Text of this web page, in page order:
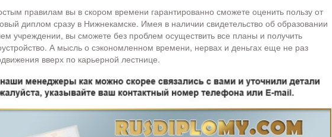
правилам вы в скором времени гарантированно сможете оценить пользу от
диплом сразу в Нижнекамске. Имея в наличии свидетельство об образовании
учреждении, вы сможете без проблем осуществить все планы и получить
А мысль о сэкономленном времени, нервах и деньгах еще не раз
вверх по карьерной лестнице.